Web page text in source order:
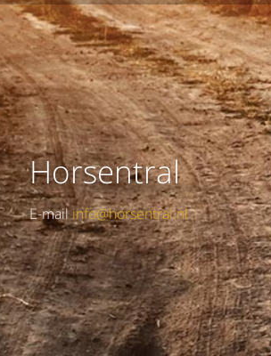
Horsentral
E-mailinfo@horsentral.nl